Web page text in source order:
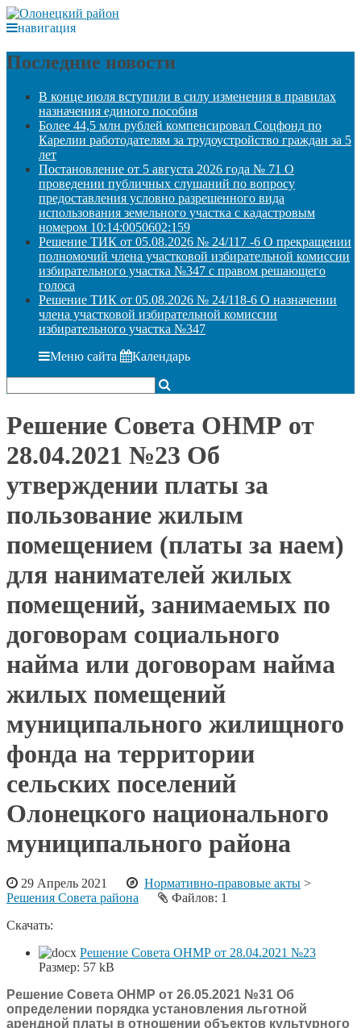
навигация
Последние новости
В конце июля вступили в силу изменения в правилах
назначения единого пособия
Более 44,5 млн рублей компенсировал Соцфонд по
Карелии работодателям за трудоустройство граждан за 5
лет
Постановление от 5 августа 2026 года № 71 О
проведении публичных слушаний по вопросу
предоставления условно разрешенного вида
использования земельного участка с кадастровым
номером 10:14:0050602:159
Решение ТИК от 05.08.2026 № 24/117 -6 О прекращении
полномочий члена участковой избирательной комиссии
избирательного участка №347 с правом решающего
голоса
Решение ТИК от 05.08.2026 № 24/118-6 О назначении
члена участковой избирательной комиссии
избирательного участка №347
Меню сайта Календарь
Решение Совета ОНМР от
28.04.2021 №23 Об
утверждении платы за
пользование жилым
помещением (платы за наем)
для нанимателей жилых
помещений, занимаемых по
договорам социального
найма или договорам найма
жилых помещений
муниципального жилищного
фонда на территории
сельских поселений
Олонецкого национального
муниципального района
29 Апрель 2021 Нормативно-правовые акты >
Решения Совета района
Файлов: 1
Скачать:
Решение Совета ОНМР от 28.04.2021 №23
Размер: 57 kB
Решение Совета ОНМР от 26.05.2021 №31 Об
определении порядка установления льготной
арендной платы в отношении объектов культурного